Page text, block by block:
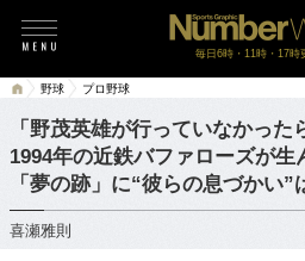
毎日6時・11時・17時
野球 プロ野球
「野茂英雄が行っていなかった
1994年の近鉄バファローズが
「夢の跡」に“彼らの息づかい”
喜瀬雅則